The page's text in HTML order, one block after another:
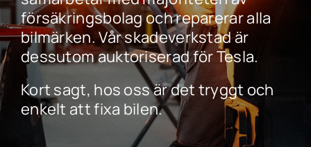
försäkringsbolag och reparerar alla
bilmärken. Vår skadeverkstad är
dessutom auktoriserad för Tesla.
Kort sagt, hos oss är det tryggt och
enkelt att fixa bilen.